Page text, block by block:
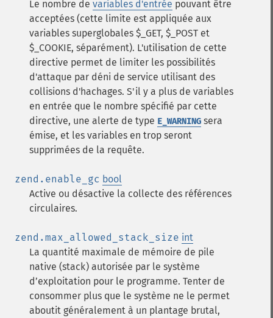
Le nombre de variables d'entrée pouvant être
acceptées (cette limite est appliquée aux
variables superglobales $_GET, $_POST et
$_COOKIE, séparément). L'utilisation de cette
directive permet de limiter les possibilités
d'attaque par déni de service utilisant des
collisions d'hachages. S'il y a plus de variables
en entrée que le nombre spécifié par cette
directive, une alerte de type E_WARNING sera
émise, et les variables en trop seront
supprimées de la requête.
zend.enable_gc bool
Active ou désactive la collecte des références
circulaires.
zend.max_allowed_stack_size int
La quantité maximale de mémoire de pile
native (stack) autorisée par le système
d’exploitation pour le programme. Tenter de
consommer plus que le système ne le permet
aboutit généralement à un plantage brutal,